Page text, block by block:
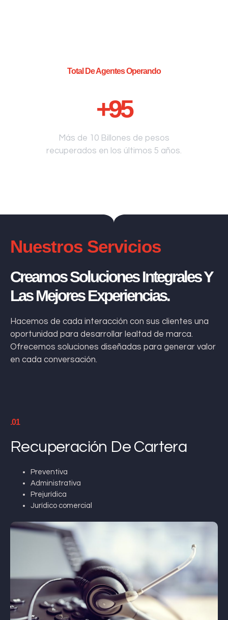
Total De Agentes Operando
+95
Más de 10 Billones de pesos
recuperados en los últimos 5 años.
Nuestros Servicios
Creamos Soluciones Integrales Y
Las Mejores Experiencias.
Hacemos de cada interacción con sus clientes una
oportunidad para desarrollar lealtad de marca.
Ofrecemos soluciones diseñadas para generar valor
en cada conversación.
.01
Recuperación De Cartera
Preventiva
Administrativa
Prejurídica
Jurídico comercial